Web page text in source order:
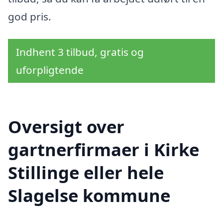
god pris.
Indhent 3 tilbud, gratis og
uforpligtende
Oversigt over
gartnerfirmaer i Kirke
Stillinge eller hele
Slagelse kommune